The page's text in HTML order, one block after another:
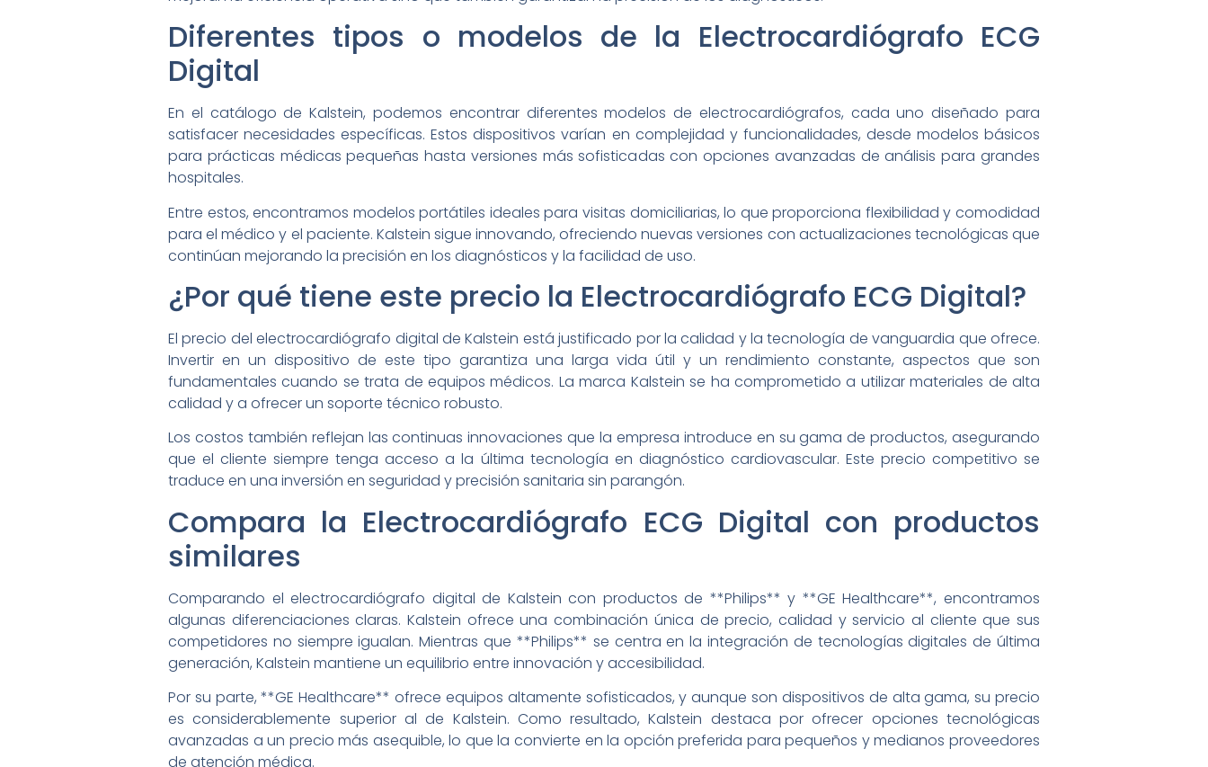
Diferentes tipos o modelos de la Electrocardiógrafo ECG
Digital
En el catálogo de Kalstein, podemos encontrar diferentes modelos de electrocardiógrafos, cada uno diseñado para
satisfacer necesidades específicas. Estos dispositivos varían en complejidad y funcionalidades, desde modelos básicos
para prácticas médicas pequeñas hasta versiones más sofisticadas con opciones avanzadas de análisis para grandes
hospitales.
Entre estos, encontramos modelos portátiles ideales para visitas domiciliarias, lo que proporciona flexibilidad y comodidad
para el médico y el paciente. Kalstein sigue innovando, ofreciendo nuevas versiones con actualizaciones tecnológicas que
continúan mejorando la precisión en los diagnósticos y la facilidad de uso.
¿Por qué tiene este precio la Electrocardiógrafo ECG Digital?
El precio del electrocardiógrafo digital de Kalstein está justificado por la calidad y la tecnología de vanguardia que ofrece.
Invertir en un dispositivo de este tipo garantiza una larga vida útil y un rendimiento constante, aspectos que son
fundamentales cuando se trata de equipos médicos. La marca Kalstein se ha comprometido a utilizar materiales de alta
calidad y a ofrecer un soporte técnico robusto.
Los costos también reflejan las continuas innovaciones que la empresa introduce en su gama de productos, asegurando
que el cliente siempre tenga acceso a la última tecnología en diagnóstico cardiovascular. Este precio competitivo se
traduce en una inversión en seguridad y precisión sanitaria sin parangón.
Compara la Electrocardiógrafo ECG Digital con productos
similares
Comparando el electrocardiógrafo digital de Kalstein con productos de **Philips** y **GE Healthcare**, encontramos
algunas diferenciaciones claras. Kalstein ofrece una combinación única de precio, calidad y servicio al cliente que sus
competidores no siempre igualan. Mientras que **Philips** se centra en la integración de tecnologías digitales de última
generación, Kalstein mantiene un equilibrio entre innovación y accesibilidad.
Por su parte, **GE Healthcare** ofrece equipos altamente sofisticados, y aunque son dispositivos de alta gama, su precio
es considerablemente superior al de Kalstein. Como resultado, Kalstein destaca por ofrecer opciones tecnológicas
avanzadas a un precio más asequible, lo que la convierte en la opción preferida para pequeños y medianos proveedores
de atención médica.